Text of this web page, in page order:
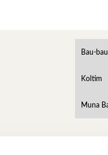
Bau-bau
Koltim
Muna